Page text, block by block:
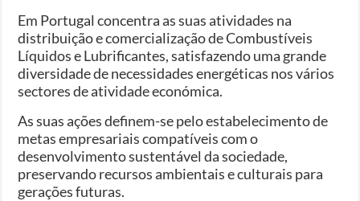
Em Portugal concentra as suas atividades na
distribuição e comercialização de Combustíveis
Líquidos e Lubrificantes, satisfazendo uma grande
diversidade de necessidades energéticas nos vários
sectores de atividade económica.
As suas ações definem-se pelo estabelecimento de
metas empresariais compatíveis com o
desenvolvimento sustentável da sociedade,
preservando recursos ambientais e culturais para
gerações futuras.